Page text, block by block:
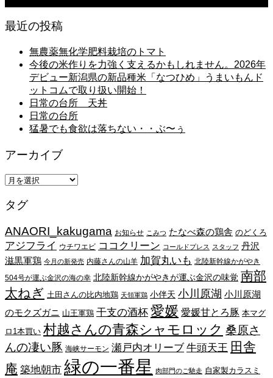
最近の投稿
無農薬無化学肥料栽培のトマト
今後の米作りを力強く支えるかもしれません。2026年
デビュー新潟県の新品種米「なつひめ」うまいもんド
ットコムで取り扱い開始！
日常の台所 天丼
日常の台所
猛暑でも食欲は落ちない・・ぶ〜ぅ
アーカイブ
ア
カ
ブ
タグ
ANAORI_kakugama お知らせ こみつ たなべ森の鶏舎 のどくろ
アジフライ ウチワエビ ココクリーン コールドプレス スタッフ 丹沢
滋黒軍鶏 今月の新発売 内藤さんの山羊 加賀丸いも 北陸新幹線かがやき
504号が運ぶ金沢の海の幸 北陸新幹線かがやきが運ぶ金沢の味覚 南部
太ねぎ 土田さんの比内地鶏 天領軍鶏 小伴天 小川原湖 小川原湖
のモクズガニ 山王軍鶏 干支の酒杯 愛媛 愛媛甘とろ豚 本マグ
ロ1本買い 村越さんの青森シャモロック 桑原さ
んの凄い豚 海峡サーモン 瀬戸内オリーブ 牛頭天王 田舎
庵 築地朝市 緑の一番星 肉部門のご馳走 自家製カラスミ